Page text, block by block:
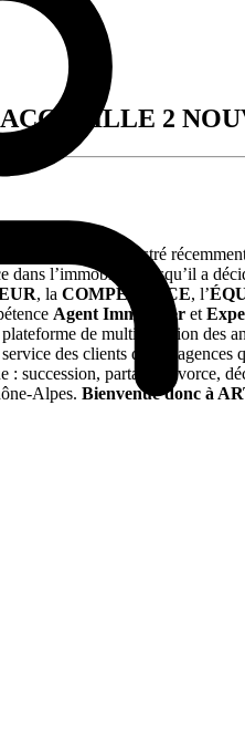
2
a enregistré
dans l’immobilier lorsqu’il a
, la COMPÉTENCE, l’
Agent Immobilier et
de multidiffusion des
des clients de ses
: succession, partage, divorce,
Alpes. Bienvenue donc à